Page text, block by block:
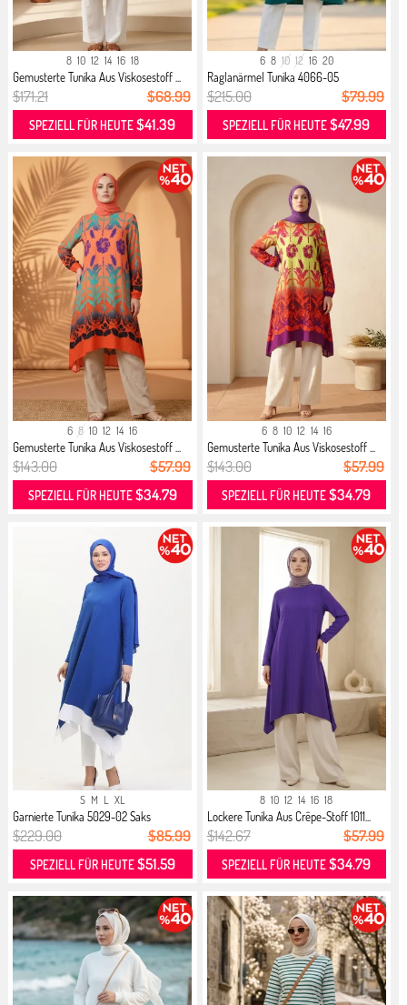
8 10 12 14 16 18
Gemusterte Tunika Aus Viskosestoff ...
$171.21 $68.99
SPEZIELL FÜR HEUTE$41.39
6 8 10 12 16 20
Raglanärmel Tunika 4066-05
Smaragdg...
$215.00 $79.99
SPEZIELL FÜR HEUTE$47.99
6 8 10 12 14 16
Gemusterte Tunika Aus Viskosestoff ...
$143.00 $57.99
SPEZIELL FÜR HEUTE$34.79
6 8 10 12 14 16
Gemusterte Tunika Aus Viskosestoff ...
$143.00 $57.99
SPEZIELL FÜR HEUTE$34.79
S M L XL
Garnierte Tunika 5029-02 Saks
$229.00 $85.99
SPEZIELL FÜR HEUTE$51.59
8 10 12 14 16 18
Lockere Tunika Aus Crêpe-Stoff 1011...
$142.67 $57.99
SPEZIELL FÜR HEUTE$34.79